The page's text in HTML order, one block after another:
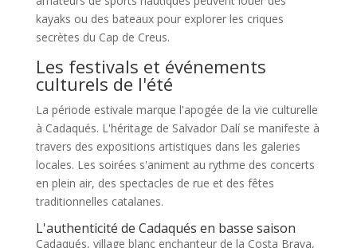
kayaks ou des bateaux pour explorer les criques
secrètes du Cap de Creus.
Les festivals et événements
culturels de l'été
La période estivale marque l'apogée de la vie culturelle
à Cadaqués. L'héritage de Salvador Dalí se manifeste à
travers des expositions artistiques dans les galeries
locales. Les soirées s'animent au rythme des concerts
en plein air, des spectacles de rue et des fêtes
traditionnelles catalanes.
L'authenticité de Cadaqués en basse saison
Cadaqués, village blanc enchanteur de la Costa Brava,